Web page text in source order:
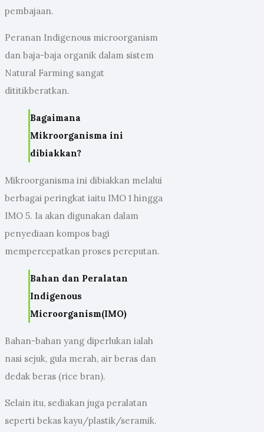
pembajaan.
Peranan Indigenous microorganism
dan baja-baja organik dalam sistem
Natural Farming sangat
dititikberatkan.
Bagaimana
Mikroorganisma ini
dibiakkan?
Mikroorganisma ini dibiakkan melalui
berbagai peringkat iaitu IMO 1 hingga
IMO 5. Ia akan digunakan dalam
penyediaan kompos bagi
mempercepatkan proses pereputan.
Bahan dan Peralatan
Indigenous
Microorganism(IMO)
Bahan-bahan yang diperlukan ialah
nasi sejuk, gula merah, air beras dan
dedak beras (rice bran).
Selain itu, sediakan juga peralatan
seperti bekas kayu/plastik/seramik.